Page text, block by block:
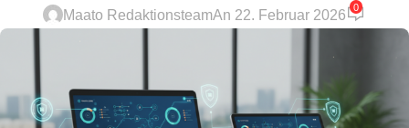
Maato RedaktionsteamAn 22. Februar 2026
0